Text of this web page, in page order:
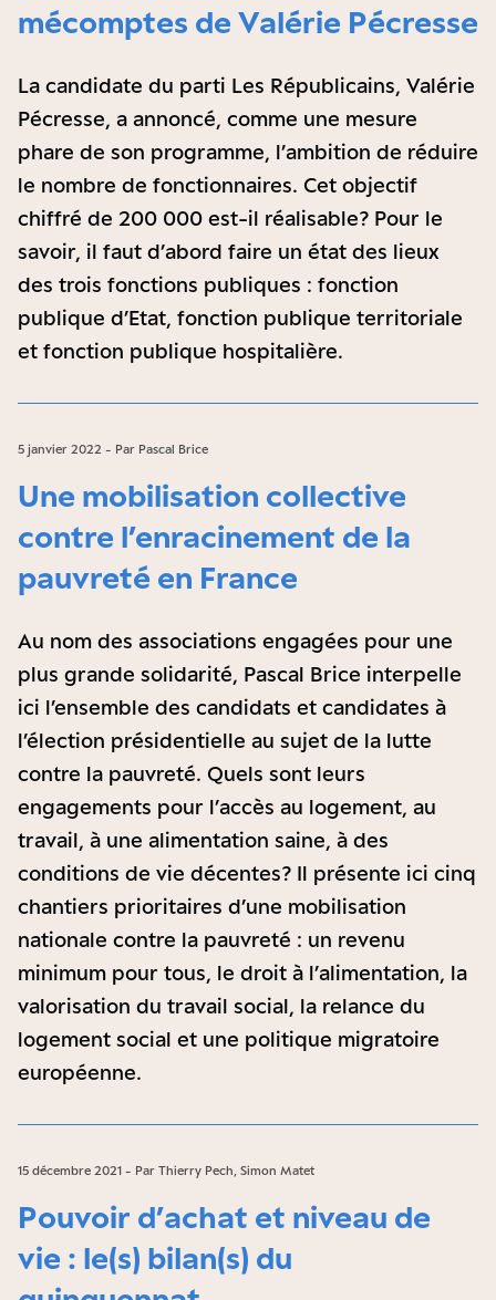
mécomptes de Valérie Pécresse
La candidate du parti Les Républicains, Valérie
Pécresse, a annoncé, comme une mesure
phare de son programme, l’ambition de réduire
le nombre de fonctionnaires. Cet objectif
chiffré de 200 000 est-il réalisable ? Pour le
savoir, il faut d’abord faire un état des lieux
des trois fonctions publiques : fonction
publique d’Etat, fonction publique territoriale
et fonction publique hospitalière.
5 janvier 2022 - Par Pascal Brice
Une mobilisation collective
contre l’enracinement de la
pauvreté en France
Au nom des associations engagées pour une
plus grande solidarité, Pascal Brice interpelle
ici l’ensemble des candidats et candidates à
l’élection présidentielle au sujet de la lutte
contre la pauvreté. Quels sont leurs
engagements pour l’accès au logement, au
travail, à une alimentation saine, à des
conditions de vie décentes ? Il présente ici cinq
chantiers prioritaires d’une mobilisation
nationale contre la pauvreté : un revenu
minimum pour tous, le droit à l’alimentation, la
valorisation du travail social, la relance du
logement social et une politique migratoire
européenne.
15 décembre 2021 - Par Thierry Pech, Simon Matet
Pouvoir d’achat et niveau de
vie : le(s) bilan(s) du